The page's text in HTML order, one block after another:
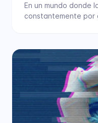
En un mundo donde
constantemente por